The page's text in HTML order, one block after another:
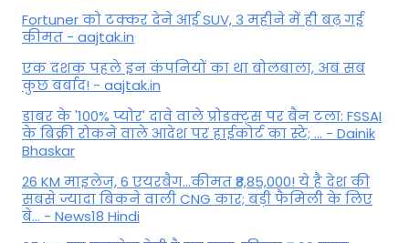
Fortuner को टक्कर देने आई SUV, 3 महीने में ही बढ़ गई
कीमत - aajtak.in
एक दशक पहले इन कंपनियों का था बोलबाला, अब सब
कुछ बर्बाद! - aajtak.in
डाबर के '100% प्योर' दावे वाले प्रोडक्ट्स पर बैन टला: FSSAI
के बिक्री रोकने वाले आदेश पर हाईकोर्ट का स्टे; ... - Dainik
Bhaskar
26 KM माइलेज, 6 एयरबैग...कीमत ₹8,85,000! ये है देश की
सबसे ज्यादा बिकने वाली CNG कार; बड़ी फैमिली के लिए
बे... - News18 Hindi